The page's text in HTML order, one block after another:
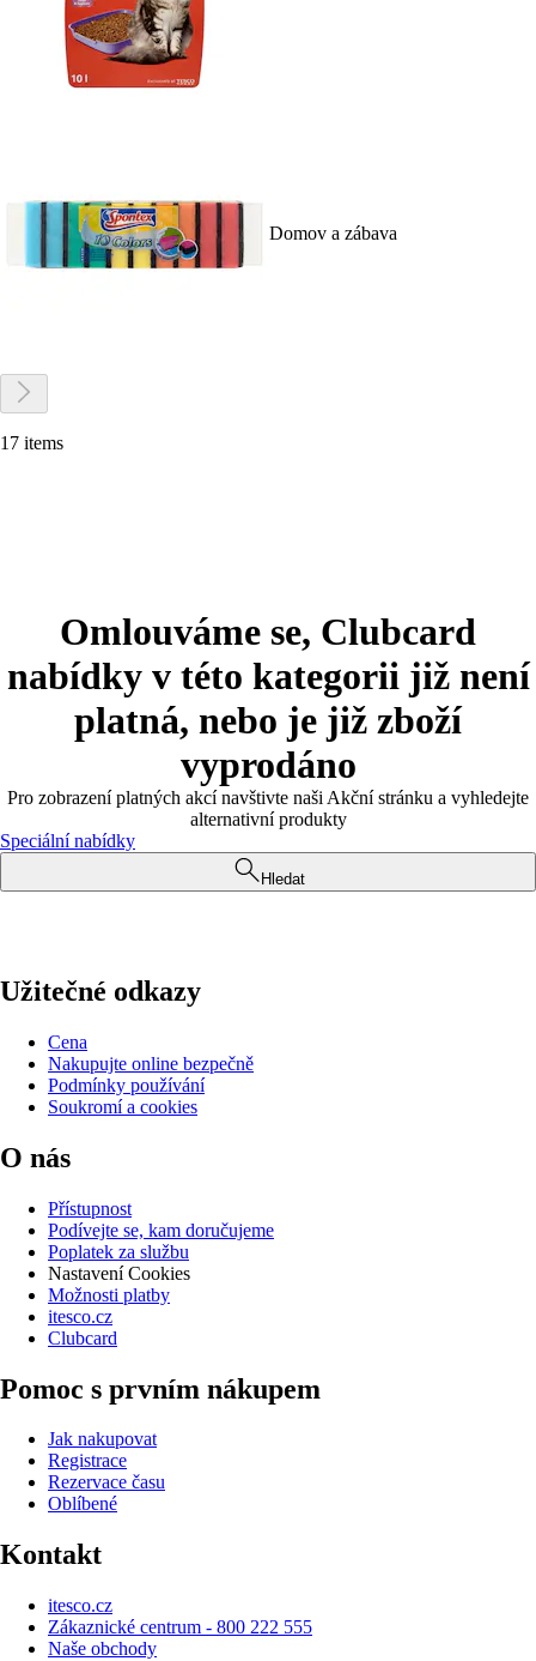
Domov a zábava
17 items
Omlouváme se, Clubcard
nabídky v této kategorii již není
platná, nebo je již zboží
vyprodáno
Pro zobrazení platných akcí navštivte naši Akční stránku a vyhledejte
alternativní produkty
Speciální nabídky
Hledat
Užitečné odkazy
Cena
Nakupujte online bezpečně
Podmínky používání
Soukromí a cookies
O nás
Přístupnost
Podívejte se, kam doručujeme
Poplatek za službu
Nastavení Cookies
Možnosti platby
itesco.cz
Clubcard
Pomoc s prvním nákupem
Jak nakupovat
Registrace
Rezervace času
Oblíbené
Kontakt
itesco.cz
Zákaznické centrum - 800 222 555
Naše obchody